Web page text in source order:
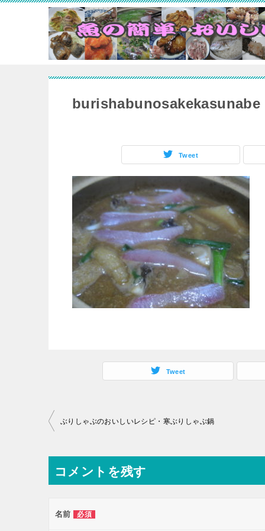
burishabunosakekasunabe
Tweet
Tweet
投
ナ
ビ
ー
ぶりしゃぶのおいしいレシピ・寒ぶりしゃぶ鍋
コメントを残す
名前 必須